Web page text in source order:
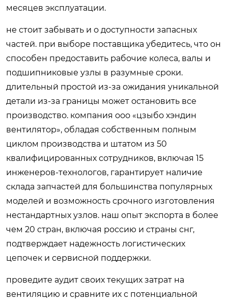
месяцев эксплуатации.
не стоит забывать и о доступности запасных
частей. при выборе поставщика убедитесь, что он
способен предоставить рабочие колеса, валы и
подшипниковые узлы в разумные сроки.
длительный простой из-за ожидания уникальной
детали из-за границы может остановить все
производство. компания ооо «цзыбо хэндин
вентилятор», обладая собственным полным
циклом производства и штатом из 50
квалифицированных сотрудников, включая 15
инженеров-технологов, гарантирует наличие
склада запчастей для большинства популярных
моделей и возможность срочного изготовления
нестандартных узлов. наш опыт экспорта в более
чем 20 стран, включая россию и страны снг,
подтверждает надежность логистических
цепочек и сервисной поддержки.
проведите аудит своих текущих затрат на
вентиляцию и сравните их с потенциальной